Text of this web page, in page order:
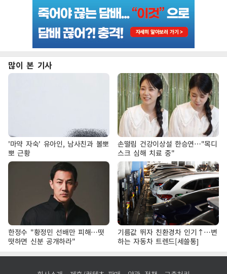
많이 본 기사
'마약 자숙' 유아인, 남사친과 볼뽀
뽀 근황
손떨림 건강이상설 한승연…"목디
스크 심해 치료 중"
한정수 "황정민 선배만 피해…떳
떳하면 신분 공개하라"
기름값 뛰자 친환경차 인기↑…변
하는 자동차 트렌드[세쓸통]